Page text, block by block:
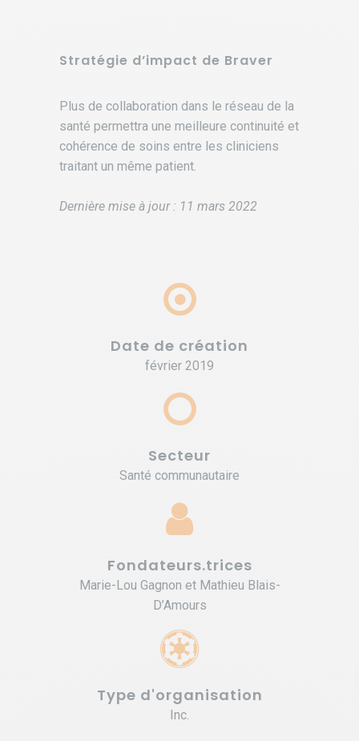
Stratégie d’impact de Braver
Plus de collaboration dans le réseau de la
santé permettra une meilleure continuité et
cohérence de soins entre les cliniciens
traitant un même patient.
Dernière mise à jour : 11 mars 2022
Date de création
février 2019
Secteur
Santé communautaire
Fondateurs.trices
Marie-Lou Gagnon et Mathieu Blais-
D’Amours
Type d'organisation
Inc.